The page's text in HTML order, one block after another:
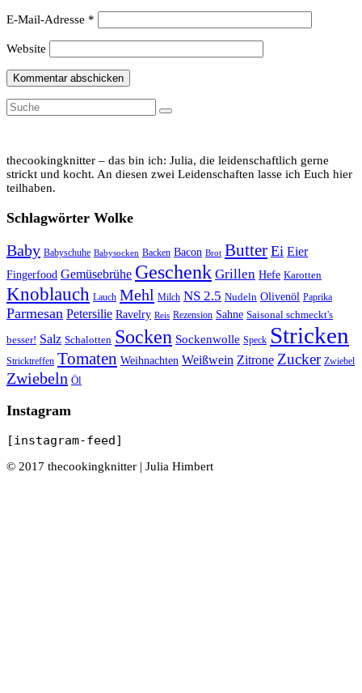
E-Mail-Adresse *
Website
Suche
nach:
Suche
thecookingknitter – das bin ich: Julia, die leidenschaftlich gerne
strickt und kocht. An diesen zwei Leidenschaften lasse ich Euch hier
teilhaben.
Schlagwörter Wolke
Baby Babyschuhe Babysocken Backen Bacon Brot Butter Ei Eier
Fingerfood Gemüsebrühe Geschenk Grillen Hefe Karotten
Knoblauch Lauch Mehl Milch NS 2.5 Nudeln Olivenöl Paprika
Parmesan Petersilie Ravelry Reis Rezension Sahne Saisonal schmeckt's
besser! Salz Schalotten Socken Sockenwolle Speck Stricken
Stricktreffen Tomaten Weihnachten Weißwein Zitrone Zucker Zwiebel
Zwiebeln Öl
Instagram
[instagram-feed]
© 2017 thecookingknitter | Julia Himbert